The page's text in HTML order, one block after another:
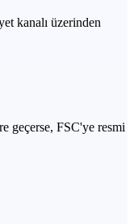
kanalı üzerinden
geçerse, FSC'ye resmi